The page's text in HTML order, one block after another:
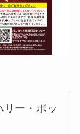
リー・ポッ